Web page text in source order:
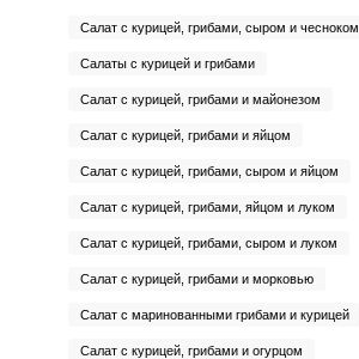
Салат с курицей, грибами, сыром и чесноком
Салаты с курицей и грибами
Салат с курицей, грибами и майонезом
Салат с курицей, грибами и яйцом
Салат с курицей, грибами, сыром и яйцом
Салат с курицей, грибами, яйцом и луком
Салат с курицей, грибами, сыром и луком
Салат с курицей, грибами и морковью
Салат с маринованными грибами и курицей
Салат с курицей, грибами и огурцом